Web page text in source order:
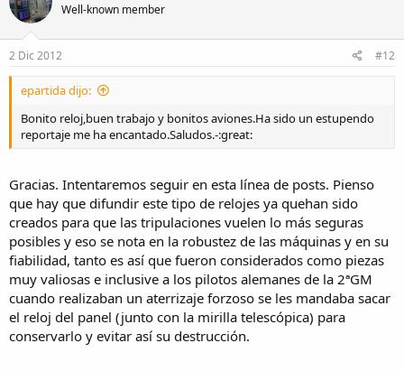
Well-known member
2 Dic 2012 #12
epartida dijo:
Bonito reloj,buen trabajo y bonitos aviones.Ha sido un estupendo
reportaje me ha encantado.Saludos.-:great:
Gracias. Intentaremos seguir en esta línea de posts. Pienso
que hay que difundir este tipo de relojes ya quehan sido
creados para que las tripulaciones vuelen lo más seguras
posibles y eso se nota en la robustez de las máquinas y en su
fiabilidad, tanto es así que fueron considerados como piezas
muy valiosas e inclusive a los pilotos alemanes de la 2ªGM
cuando realizaban un aterrizaje forzoso se les mandaba sacar
el reloj del panel (junto con la mirilla telescópica) para
conservarlo y evitar así su destrucción.